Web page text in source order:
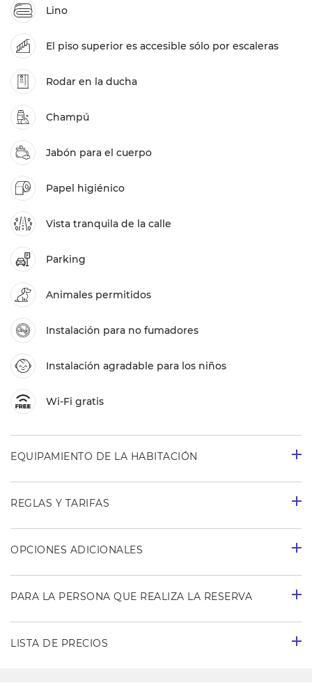
Lino
El piso superior es accesible sólo por escaleras
Rodar en la ducha
Champú
Jabón para el cuerpo
Papel higiénico
Vista tranquila de la calle
Parking
Animales permitidos
Instalación para no fumadores
Instalación agradable para los niños
Wi-Fi gratis
EQUIPAMIENTO DE LA HABITACIÓN
REGLAS Y TARIFAS
OPCIONES ADICIONALES
PARA LA PERSONA QUE REALIZA LA RESERVA
LISTA DE PRECIOS